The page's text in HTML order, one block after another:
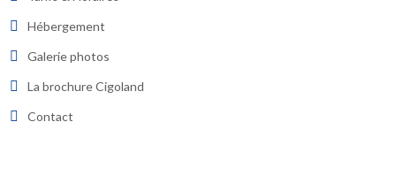
Hébergement
Galerie photos
La brochure Cigoland
Contact